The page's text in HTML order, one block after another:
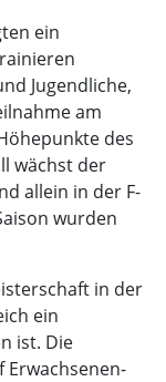
ein
Jugendliche,
am
des
wächst der
allein in der F-
wurden
in der
ein
ist. Die